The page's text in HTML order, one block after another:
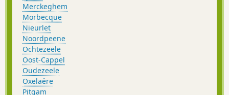
Merckeghem
Morbecque
Nieurlet
Noordpeene
Ochtezeele
Oost-Cappel
Oudezeele
Oxelaëre
Pitgam